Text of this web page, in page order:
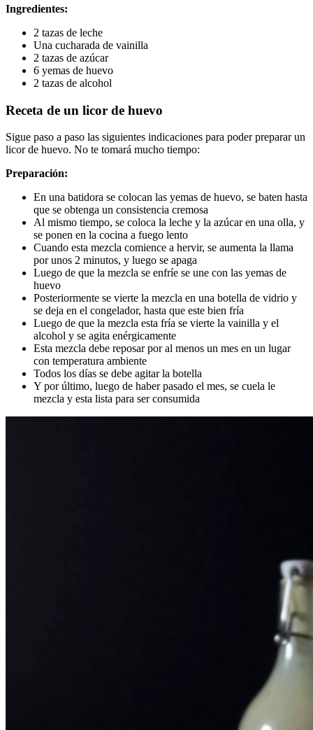
Ingredientes:
2 tazas de leche
Una cucharada de vainilla
2 tazas de azúcar
6 yemas de huevo
2 tazas de alcohol
Receta de un licor de huevo
Sigue paso a paso las siguientes indicaciones para poder preparar un
licor de huevo. No te tomará mucho tiempo:
Preparación:
En una batidora se colocan las yemas de huevo, se baten hasta
que se obtenga un consistencia cremosa
Al mismo tiempo, se coloca la leche y la azúcar en una olla, y
se ponen en la cocina a fuego lento
Cuando esta mezcla comience a hervir, se aumenta la llama
por unos 2 minutos, y luego se apaga
Luego de que la mezcla se enfríe se une con las yemas de
huevo
Posteriormente se vierte la mezcla en una botella de vidrio y
se deja en el congelador, hasta que este bien fría
Luego de que la mezcla esta fría se vierte la vainilla y el
alcohol y se agita enérgicamente
Esta mezcla debe reposar por al menos un mes en un lugar
con temperatura ambiente
Todos los días se debe agitar la botella
Y por último, luego de haber pasado el mes, se cuela le
mezcla y esta lista para ser consumida